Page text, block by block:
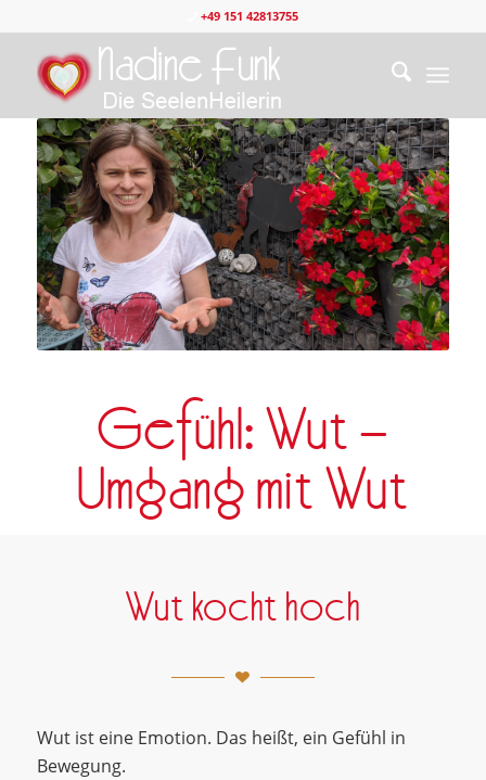
+49 151 42813755
Gefühl: Wut –
Umgang mit Wut
Wut kocht hoch
Wut ist eine Emotion. Das heißt, ein Gefühl in
Bewegung.